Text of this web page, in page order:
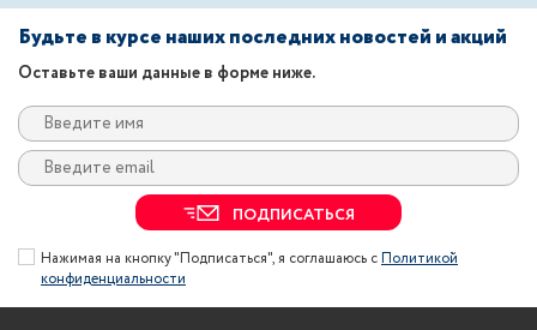
Будьте в курсе наших последних новостей и акций
Оставьте ваши данные в форме ниже.
ПОДПИСАТЬСЯ
Нажимая на кнопку "Подписаться", я соглашаюсь сПолитикой
конфиденциальности